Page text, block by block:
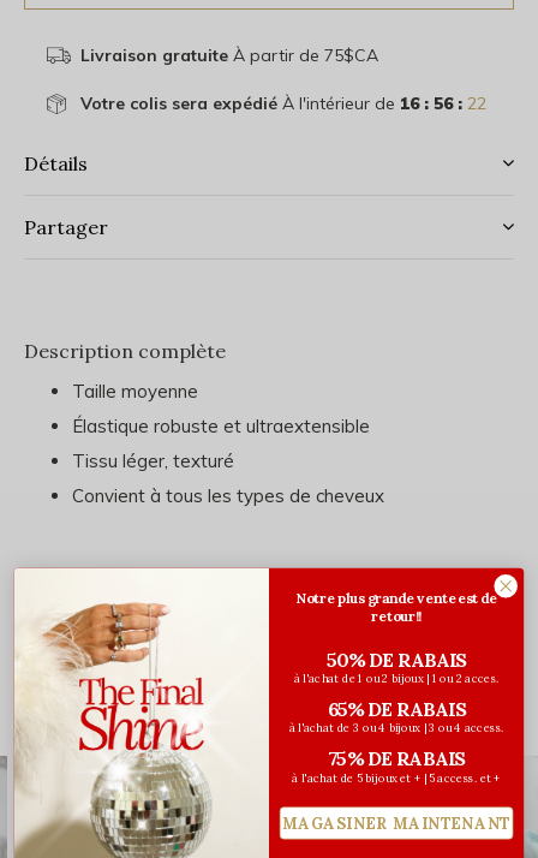
Livraison gratuiteÀ partir de 75$CA
Votre colis sera expédiéÀ l'intérieur de 16 : 56 : 22
Détails
Partager
Description complète
Taille moyenne
Élastique robuste et ultraextensible
Tissu léger, texturé
Convient à tous les types de cheveux
Évaluations
Vous pourriez aussi aimer...
Notre plus grande vente est de
retour!!
50% DE RABAIS
à l'achat de 1 ou 2 bijoux | 1 ou 2 acces.
65% DE RABAIS
à l'achat de 3 ou 4 bijoux | 3 ou 4 access.
75% DE RABAIS
à l'achat de 5 bijoux et + | 5 access. et +
MAGASINER MAINTENANT